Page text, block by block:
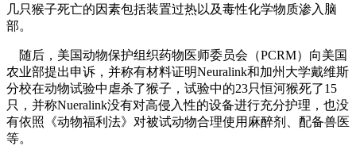
几只猴子死亡的因素包括装置过热以及毒性化学物质渗入脑
部。
随后，美国动物保护组织药物医师委员会（PCRM）向美国
农业部提出申诉，并称有材料证明Neuralink和加州大学戴维斯
分校在动物试验中虐杀了猴子，试验中的23只恒河猴死了15
只，并称Nueralink没有对高侵入性的设备进行充分护理，也没
有依照《动物福利法》对被试动物合理使用麻醉剂、配备兽医
等。